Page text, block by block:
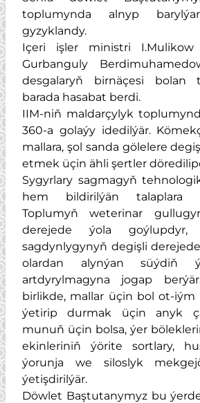
toplumynda alnyp
gyzyklandy.
Içeri işler ministri
Gurbanguly
desgalaryň birnäçesi bolan
barada hasabat berdi.
IIM-niň maldarçylyk
360-a golaýy idedilýär.
mallara, şol sanda gölelere
etmek üçin ähli şertler
Sygyrlary sagmagyň
hem bildirilýän talaplara
Toplumyň weterinar
derejede ýola goýlupdyr,
sagdynlygynyň degişli
olardan alynýan süýdiň
artdyrylmagyna jogap
birlikde, mallar üçin bol ot-
ýetirip durmak üçin anyk
munuň üçin bolsa, ýer
ekinleriniň ýörite sortlary,
ýorunja we siloslyk
ýetişdirilýär.
Döwlet Baştutanymyz bu